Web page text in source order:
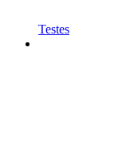
Testes